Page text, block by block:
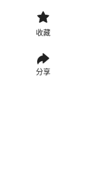
收藏
分享